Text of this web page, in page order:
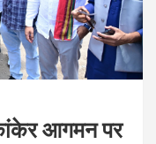
आगमन पर